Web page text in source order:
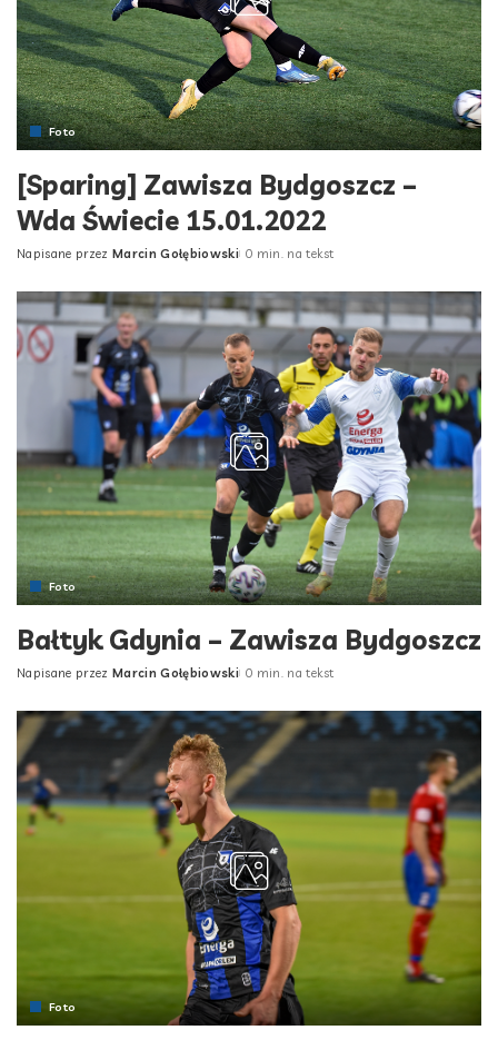
Foto
[Sparing] Zawisza Bydgoszcz –
Wda Świecie 15.01.2022
Posted
Napisane przez Marcin Gołębiowski 0 min. na tekst
Foto
Bałtyk Gdynia – Zawisza Bydgoszcz
Posted
Napisane przez Marcin Gołębiowski 0 min. na tekst
Foto